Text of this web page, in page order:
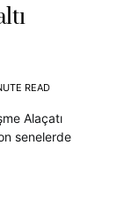
READ
Alaçatı
senelerde